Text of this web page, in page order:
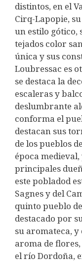
distintos, en el
Cirq-Lapopie,
un estilo gótico,
tejados color
única y sus
Loubressac es
se destaca la
escaleras y
deslumbrante
conforma el
destacan sus
de los pueblos
época
principales
este pobladod
Sagnes y del
quinto pueblo
destacado por
su aromateca, y
aroma de
el río Dordoña,